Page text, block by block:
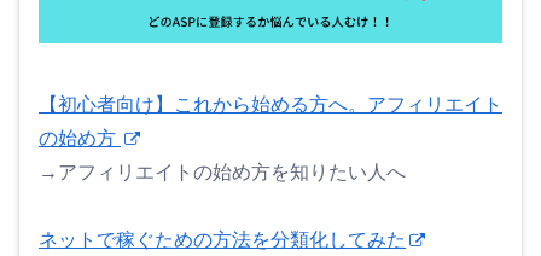
【初心者向け】これから始める方へ。アフィリエイト
の始め方
→アフィリエイトの始め方を知りたい人へ
ネットで稼ぐための方法を分類化してみた